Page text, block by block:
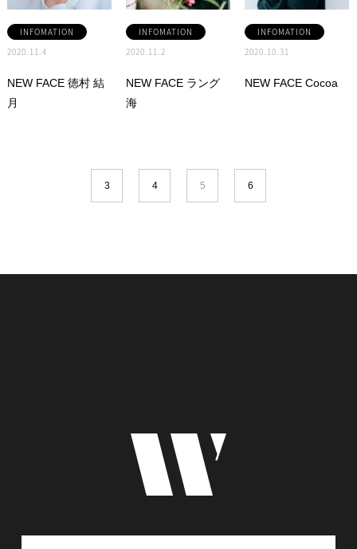
INFOMATION
2020.11.4
NEW FACE 徳村 結
月
INFOMATION
2020.11.2
NEW FACE ラング
海
INFOMATION
2020.10.31
NEW FACE Cocoa
3 4 5 6